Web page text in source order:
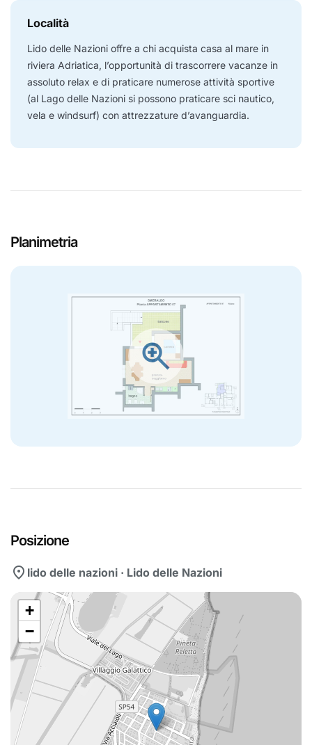
Località
Lido delle Nazioni offre a chi acquista casa al mare in
riviera Adriatica, l’opportunità di trascorrere vacanze in
assoluto relax e di praticare numerose attività sportive
(al Lago delle Nazioni si possono praticare sci nautico,
vela e windsurf) con attrezzature d’avanguardia.
Planimetria
zoom_in
Posizione
location_on lido delle nazioni · Lido delle Nazioni
+
−